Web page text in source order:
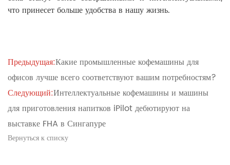
что принесет больше удобства в нашу жизнь.
Предыдущая:Какие промышленные кофемашины для
офисов лучше всего соответствуют вашим потребностям?
Следующий:Интеллектуальные кофемашины и машины
для приготовления напитков iPilot дебютируют на
выставке FHA в Сингапуре
Вернуться к списку